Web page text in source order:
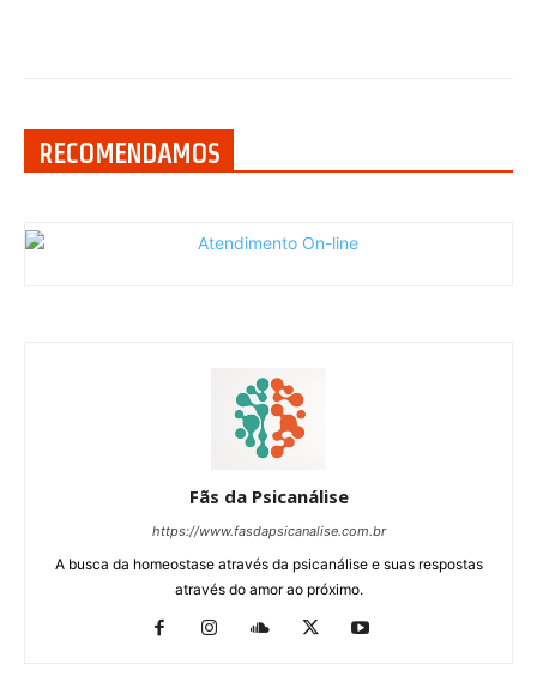
RECOMENDAMOS
Fãs da Psicanálise
https://www.fasdapsicanalise.com.br
A busca da homeostase através da psicanálise e suas respostas
através do amor ao próximo.